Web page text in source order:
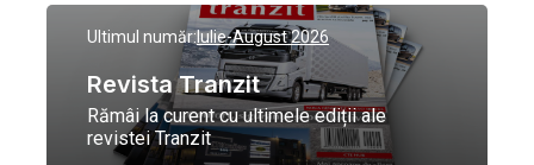
Ultimul număr:Iulie-August 2026
Revista Tranzit
Rămâi la curent cu ultimele ediții ale
revistei Tranzit